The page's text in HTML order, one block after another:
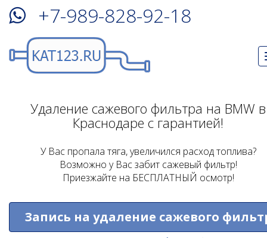
+7-989-828-92-18
Удаление сажевого фильтра на BMW в
Краснодаре с гарантией!
У Вас пропала тяга, увеличился расход топлива?
Возможно у Вас забит сажевый фильтр!
Приезжайте на БЕСПЛАТНЫЙ осмотр!
Запись на удаление сажевого